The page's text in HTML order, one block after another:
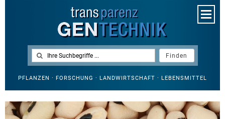
PFLANZEN · FORSCHUNG · LANDWIRTSCHAFT · LEBENSMITTEL